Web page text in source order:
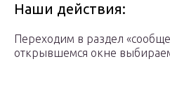
Наши действия:
Переходим в раздел
открывшемся окне